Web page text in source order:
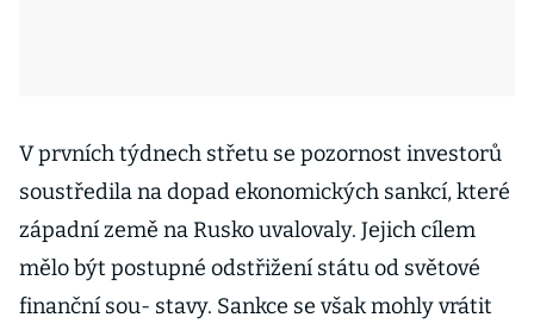
V prvních týdnech střetu se pozornost investorů
soustředila na dopad ekonomických sankcí, které
západní země na Rusko uvalovaly. Jejich cílem
mělo být postupné odstřižení státu od světové
finanční sou- stavy. Sankce se však mohly vrátit